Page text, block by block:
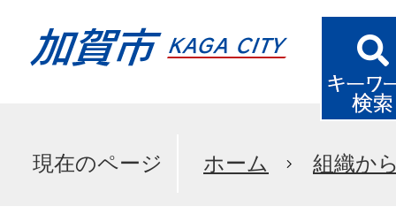
現在のページ ホーム 組織か